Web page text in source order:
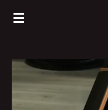
Ga
de
hoofdinhoud